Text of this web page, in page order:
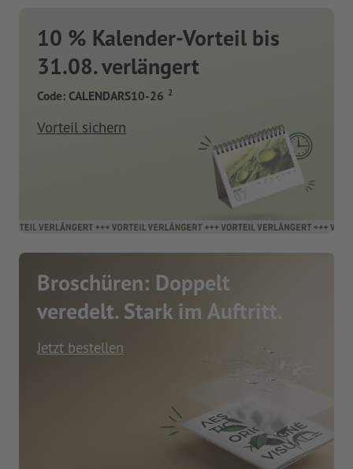
10 % Kalender-Vorteil bis
31.08. verlängert
Code: CALENDARS10-26 2
Vorteil sichern
Broschüren: Doppelt
veredelt. Stark im Auftritt.
Jetzt bestellen